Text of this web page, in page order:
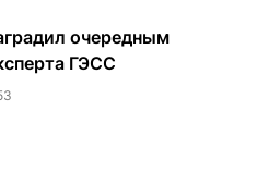
очередным
ГЭСС